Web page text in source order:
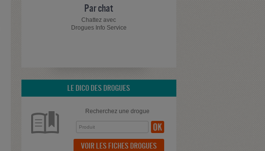
Par chat
Chattez avec
Drogues Info Service
LE DICO DES DROGUES
Recherchez une drogue
VOIR LES FICHES DROGUES